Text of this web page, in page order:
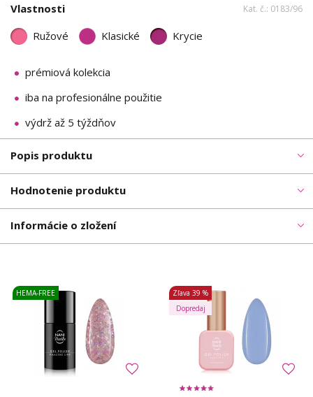
Vlastnosti Kat. č.: 0183/96
Ružové Klasické Krycie
prémiová kolekcia
iba na profesionálne použitie
výdrž až 5 týždňov
Popis produktu
Hodnotenie produktu
Informácie o zložení
HEMA-FREE Zľava 39 %
Dopredaj